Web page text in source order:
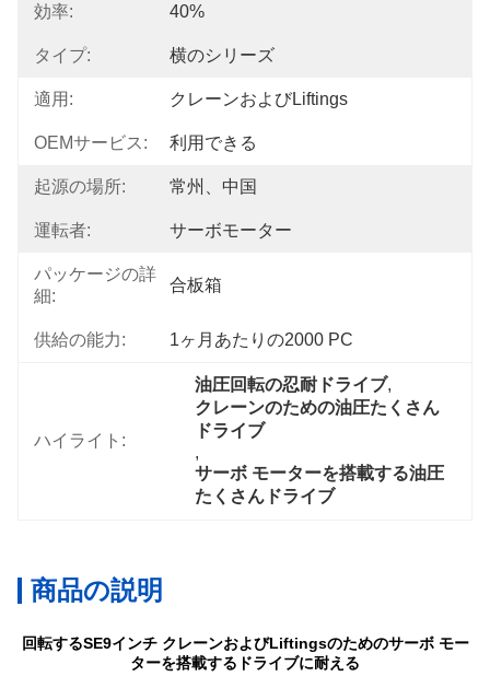
効率: 40%
タイプ: 横のシリーズ
適用: クレーンおよびLiftings
OEMサービス: 利用できる
起源の場所: 常州、中国
運転者: サーボモーター
パッケージの詳
細:
合板箱
供給の能力: 1ヶ月あたりの2000 PC
ハイライト:
油圧回転の忍耐ドライブ,
クレーンのための油圧たくさん
ドライブ
,
サーボ モーターを搭載する油圧
たくさんドライブ
商品の説明
回転するSE9インチ クレーンおよびLiftingsのためのサーボ モー
ターを搭載するドライブに耐える